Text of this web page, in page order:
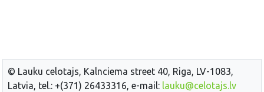
© Lauku celotajs, Kalnciema street 40, Riga, LV-1083,
Latvia, tel.: +(371) 26433316, e-mail: lauku@celotajs.lv